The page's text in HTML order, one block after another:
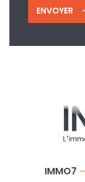
ENVOYER
IMMO7